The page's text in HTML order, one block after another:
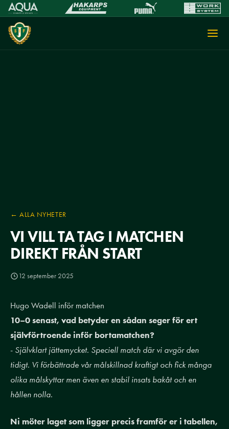
← ALLA NYHETER
VI VILL TA TAG I MATCHEN
DIREKT FRÅN START
12 september 2025
Hugo Wadell inför matchen
10–0 senast, vad betyder en sådan seger för ert
självförtroende inför bortamatchen?
- ⁠Självklart jättemycket. Speciell match där vi avgör den
tidigt. Vi förbättrade vår målskillnad kraftigt och fick många
olika målskyttar men även en stabil insats bakåt och en
hållen nolla.
Ni möter laget som ligger precis framför er i tabellen,